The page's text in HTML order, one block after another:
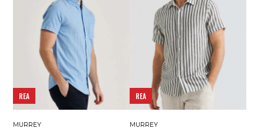
REA
MURREY
REA
MURREY